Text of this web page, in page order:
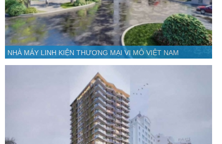
NHÀ MÁY LINH KIỆN THƯƠNG MẠI VI MÔ VIỆT NAM